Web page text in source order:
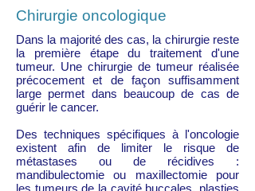
Chirurgie oncologique
Dans la majorité des cas, la chirurgie reste
la première étape du traitement d'une
tumeur. Une chirurgie de tumeur réalisée
précocement et de façon suffisamment
large permet dans beaucoup de cas de
guérir le cancer.
Des techniques spécifiques à l'oncologie
existent afin de limiter le risque de
métastases ou de récidives :
mandibulectomie ou maxillectomie pour
les tumeurs de la cavité buccales, plasties